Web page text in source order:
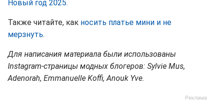
Новый год 2025.
Также читайте, как носить платье мини и не
мерзнуть.
Для написания материала были использованы
Instagram-страницы модных блогеров: Sylvie Mus,
Adenorah, Emmanuelle Koffi, Anouk Yve.